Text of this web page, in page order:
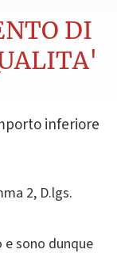
DI
inferiore
2, D.lgs.
sono dunque